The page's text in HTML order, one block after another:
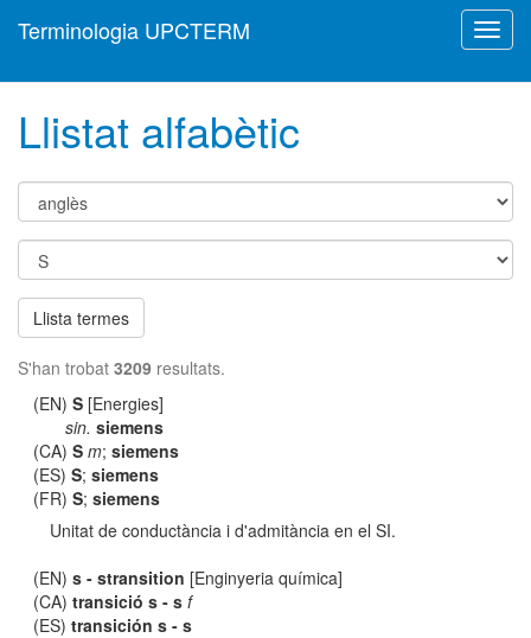
Terminologia UPCTERM
Llistat alfabètic
Llista termes
S'han trobat 3209 resultats.
(EN)S [Energies]
sin. siemens
(CA)S m;siemens
(ES)S;siemens
(FR)S;siemens
Unitat de conductància i d'admitància en el SI.
(EN)s - stransition [Enginyeria química]
(CA)transició s - s f
(ES)transición s - s